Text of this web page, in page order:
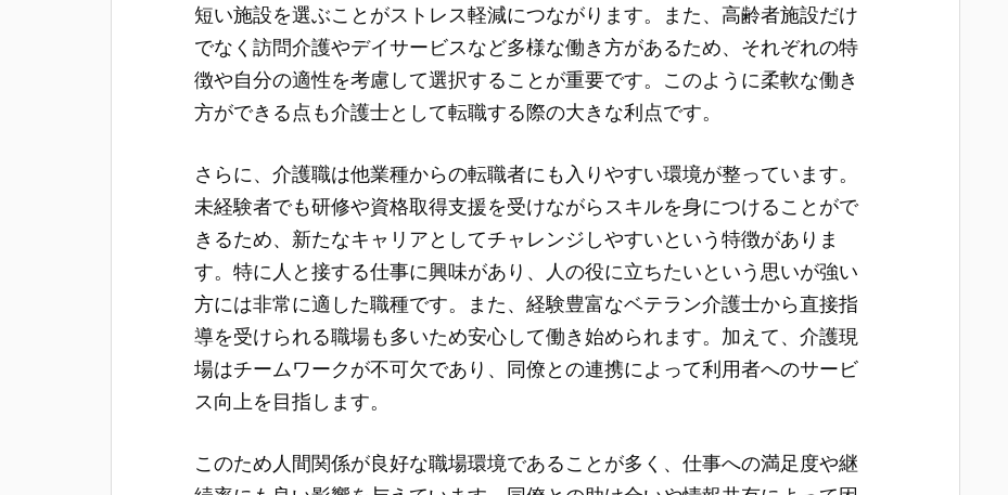
短い施設を選ぶことがストレス軽減につながります。また、高齢者施設だけ
でなく訪問介護やデイサービスなど多様な働き方があるため、それぞれの特
徴や自分の適性を考慮して選択することが重要です。このように柔軟な働き
方ができる点も介護士として転職する際の大きな利点です。
さらに、介護職は他業種からの転職者にも入りやすい環境が整っています。
未経験者でも研修や資格取得支援を受けながらスキルを身につけることがで
きるため、新たなキャリアとしてチャレンジしやすいという特徴がありま
す。特に人と接する仕事に興味があり、人の役に立ちたいという思いが強い
方には非常に適した職種です。また、経験豊富なベテラン介護士から直接指
導を受けられる職場も多いため安心して働き始められます。加えて、介護現
場はチームワークが不可欠であり、同僚との連携によって利用者へのサービ
ス向上を目指します。
このため人間関係が良好な職場環境であることが多く、仕事への満足度や継